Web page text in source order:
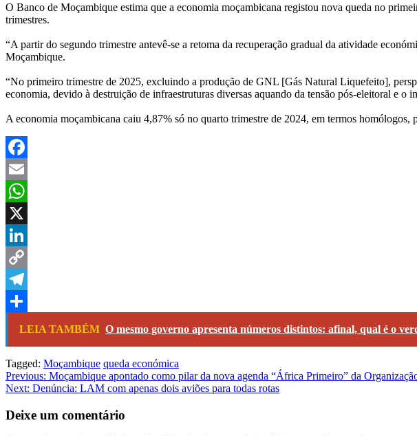
O Banco de Moçambique estima que a economia moçambicana registou nova queda no
trimestres.
“A partir do segundo trimestre antevê-se a retoma da recuperação gradual da atividade
Moçambique.
“No primeiro trimestre de 2025, excluindo a produção de GNL [Gás Natural Liquefeito],
economia, devido à destruição de infraestruturas diversas aquando da tensão pós-eleitoral e o
A economia moçambicana caiu 4,87% só no quarto trimestre de 2024, em termos
Facebook
Email
WhatsApp
X
LinkedIn
Copy
Link
Telegram
Share
LEIA TAMBÉM O mesmo governo apresenta números distintos: afinal, qual é o
Tagged: Moçambique queda económica
Navegação
de
artigos
Previous: Moçambique apontado como pilar da nova agenda “África Primeiro” da
Next: Denúncia: LAM com apenas dois aviões para todas rotas
Deixe um comentário